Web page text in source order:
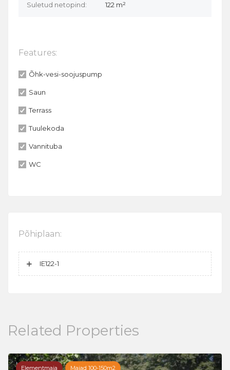
Suletud netopind: 122 m²
Features:
Õhk-vesi-soojuspump
Saun
Terrass
Tuulekoda
Vannituba
WC
Põhiplaan:
IE122-1
Related Properties
Elementmaja Majad 100-150m2